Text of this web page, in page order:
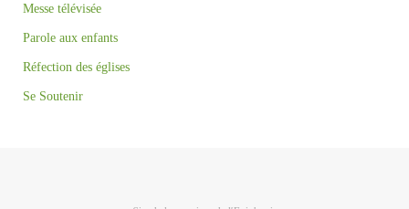
Messe télévisée
Parole aux enfants
Réfection des églises
Se Soutenir